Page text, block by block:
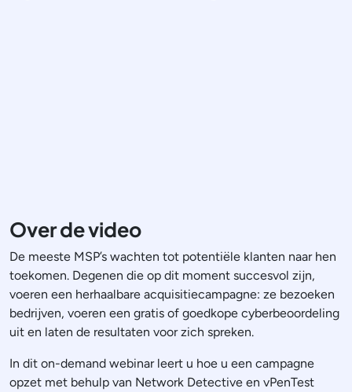
Over de video
De meeste MSP’s wachten tot potentiële klanten naar hen
toekomen. Degenen die op dit moment succesvol zijn,
voeren een herhaalbare acquisitiecampagne: ze bezoeken
bedrijven, voeren een gratis of goedkope cyberbeoordeling
uit en laten de resultaten voor zich spreken.
In dit on-demand webinar leert u hoe u een campagne
opzet met behulp van Network Detective en vPenTest